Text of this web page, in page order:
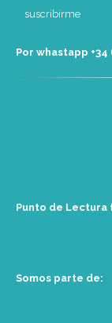
Por whastapp +34
Punto de Lectura
Somos parte de: